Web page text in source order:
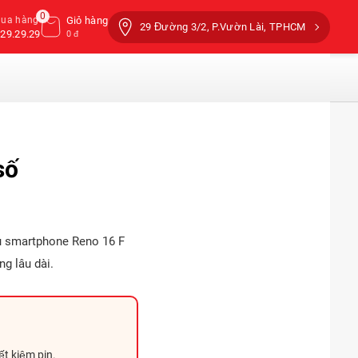
hàng Giỏ hàng
0 đ
0
29 Đường 3/2, P.Vườn Lài, TPHCM
Reno 16 F
lâu dài.
kiệm pin.